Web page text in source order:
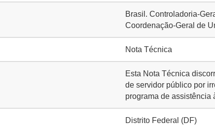
Brasil. Controladoria-
Coordenação-Geral de
Nota Técnica
Esta Nota Técnica
de servidor público por
programa de assistência
Distrito Federal (DF)